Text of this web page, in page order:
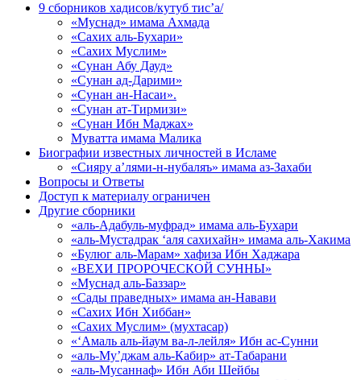
9 сборников хадисов/кутуб тис’а/
«Муснад» имама Ахмада
«Сахих аль-Бухари»
«Сахих Муслим»
«Сунан Абу Дауд»
«Сунан ад-Дарими»
«Сунан ан-Насаи».
«Сунан ат-Тирмизи»
«Сунан Ибн Маджах»
Муватта имама Малика
Биографии известных личностей в Исламе
«Сияру а’лями-н-нубаляъ» имама аз-Захаби
Вопросы и Ответы
Доступ к материалу ограничен
Другие сборники
«аль-Адабуль-муфрад» имама аль-Бухари
«аль-Мустадрак ‘аля сахихайн» имама аль-Хакима
«Булюг аль-Марам» хафиза Ибн Хаджара
«ВЕХИ ПРОРОЧЕСКОЙ СУННЫ»
«Муснад аль-Баззар»
«Сады праведных» имама ан-Навави
«Сахих Ибн Хиббан»
«Сахих Муслим» (мухтасар)
«‘Амаль аль-йаум ва-л-лейля» Ибн ас-Сунни
«аль-Му’джам аль-Кабир» ат-Табарани
«аль-Мусаннаф» Ибн Аби Шейбы